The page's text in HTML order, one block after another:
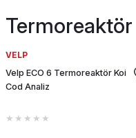
Termoreaktör
VELP
Velp ECO 6 Termoreaktör Koi
Cod Analiz